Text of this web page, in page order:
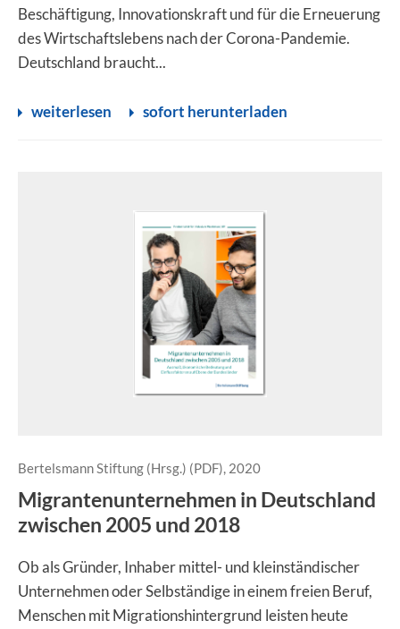
Beschäftigung, Innovationskraft und für die Erneuerung
des Wirtschaftslebens nach der Corona-Pandemie.
Deutschland braucht...
weiterlesen sofort herunterladen
Bertelsmann Stiftung (Hrsg.) (PDF), 2020
Migrantenunternehmen in Deutschland
zwischen 2005 und 2018
Ob als Gründer, Inhaber mittel- und kleinständischer
Unternehmen oder Selbständige in einem freien Beruf,
Menschen mit Migrationshintergrund leisten heute